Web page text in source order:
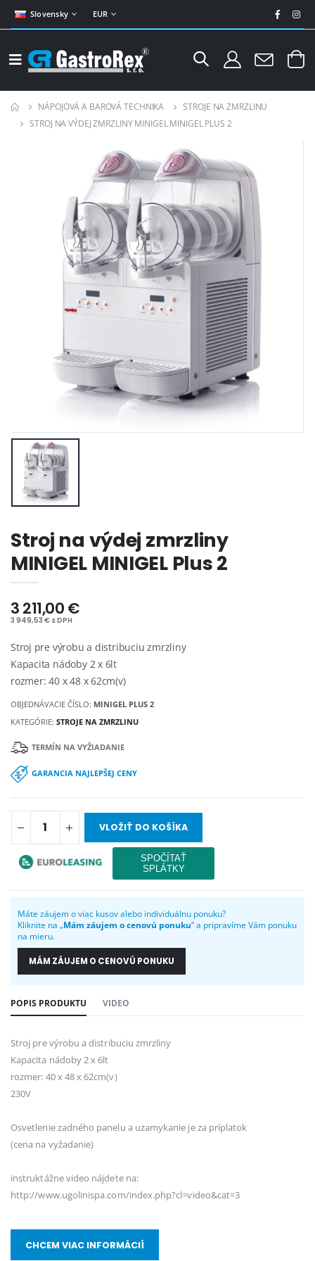
Slovensky EUR
NÁPOJOVÁ A BAROVÁ TECHNIKA
STROJE NA ZMRZLINU
STROJ NA VÝDEJ ZMRZLINY MINIGEL MINIGEL PLUS 2
Stroj na výdej zmrzliny
MINIGEL MINIGEL Plus 2
3 211,00 €
3 949,53 € s DPH
Stroj pre výrobu a distribuciu zmrzliny
Kapacita nádoby 2 x 6lt
rozmer: 40 x 48 x 62cm(v)
OBJEDNÁVACIE ČÍSLO: MINIGEL PLUS 2
KATEGÓRIE:STROJE NA ZMRZLINU
TERMÍN NA VYŽIADANIE
GARANCIA NAJLEPŠEJ CENY
VLOŽIŤ DO KOŠÍKA
Máte záujem o viac kusov alebo individuálnu ponuku?
Kliknite na „Mám záujem o cenovú ponuku“ a pripravíme Vám ponuku
na mieru.
MÁM ZÁUJEM O CENOVÚ PONUKU
POPIS PRODUKTU VIDEO
Stroj pre výrobu a distribuciu zmrzliny
Kapacita nádoby 2 x 6lt
rozmer: 40 x 48 x 62cm(v)
230V
Osvetlenie zadného panelu a uzamykanie je za príplatok
(cena na vyžadanie)
instruktážne video nájdete na:
http://www.ugolinispa.com/index.php?cl=video&cat=3
CHCEM VIAC INFORMÁCIÍ